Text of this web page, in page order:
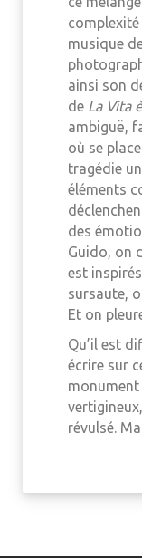
musique
ainsi son
de La Vita
ambiguë,
où se
tragédie
éléments
des
Guido, on
est
sursaute,
Et on
Qu’il est
écrire sur
vertigineux,
révulsé.